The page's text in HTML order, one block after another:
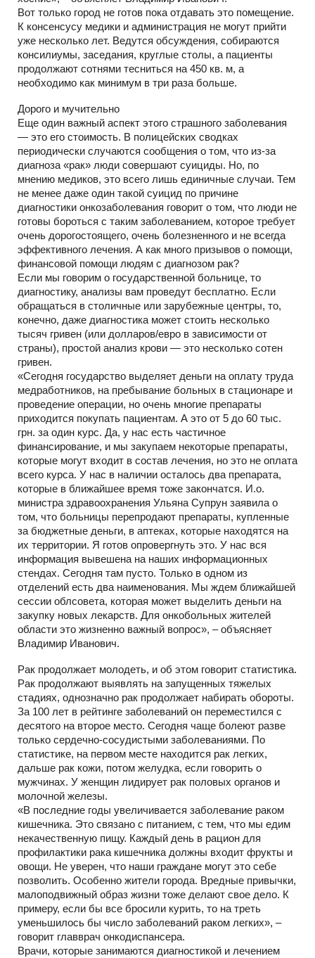
Вот только город не готов пока отдавать это помещение.
К консенсусу медики и администрация не могут прийти
уже несколько лет. Ведутся обсуждения, собираются
консилиумы, заседания, круглые столы, а пациенты
продолжают сотнями тесниться на 450 кв. м, а
необходимо как минимум в три раза больше.
Дорого и мучительно
Еще один важный аспект этого страшного заболевания
— это его стоимость. В полицейских сводках
периодически случаются сообщения о том, что из-за
диагноза «рак» люди совершают суициды. Но, по
мнению медиков, это всего лишь единичные случаи. Тем
не менее даже один такой суицид по причине
диагностики онкозаболевания говорит о том, что люди не
готовы бороться с таким заболеванием, которое требует
очень дорогостоящего, очень болезненного и не всегда
эффективного лечения. А как много призывов о помощи,
финансовой помощи людям с диагнозом рак?
Если мы говорим о государственной больнице, то
диагностику, анализы вам проведут бесплатно. Если
обращаться в столичные или зарубежные центры, то,
конечно, даже диагностика может стоить несколько
тысяч гривен (или долларов/евро в зависимости от
страны), простой анализ крови — это несколько сотен
гривен.
«Сегодня государство выделяет деньги на оплату труда
медработников, на пребывание больных в стационаре и
проведение операции, но очень многие препараты
приходится покупать пациентам. А это от 5 до 60 тыс.
грн. за один курс. Да, у нас есть частичное
финансирование, и мы закупаем некоторые препараты,
которые могут входит в состав лечения, но это не оплата
всего курса. У нас в наличии осталось два препарата,
которые в ближайшее время тоже закончатся. И.о.
министра здравоохранения Ульяна Супрун заявила о
том, что больницы перепродают препараты, купленные
за бюджетные деньги, в аптеках, которые находятся на
их территории. Я готов опровергнуть это. У нас вся
информация вывешена на наших информационных
стендах. Сегодня там пусто. Только в одном из
отделений есть два наименования. Мы ждем ближайшей
сессии облсовета, которая может выделить деньги на
закупку новых лекарств. Для онкобольных жителей
области это жизненно важный вопрос», – объясняет
Владимир Иванович.
Рак продолжает молодеть, и об этом говорит статистика.
Рак продолжают выявлять на запущенных тяжелых
стадиях, однозначно рак продолжает набирать обороты.
За 100 лет в рейтинге заболеваний он переместился с
десятого на второе место. Сегодня чаще болеют разве
только сердечно-сосудистыми заболеваниями. По
статистике, на первом месте находится рак легких,
дальше рак кожи, потом желудка, если говорить о
мужчинах. У женщин лидирует рак половых органов и
молочной железы.
«В последние годы увеличивается заболевание раком
кишечника. Это связано с питанием, с тем, что мы едим
некачественную пищу. Каждый день в рацион для
профилактики рака кишечника должны входит фрукты и
овощи. Не уверен, что наши граждане могут это себе
позволить. Особенно жители города. Вредные привычки,
малоподвижный образ жизни тоже делают свое дело. К
примеру, если бы все бросили курить, то на треть
уменьшилось бы число заболеваний раком легких», –
говорит главврач онкодиспансера.
Врачи, которые занимаются диагностикой и лечением